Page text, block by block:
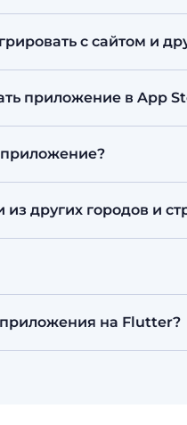
с сайтом и
приложение в App
других городов и
числе с локальными
проекта без
безналичный
приложения на Flutter?